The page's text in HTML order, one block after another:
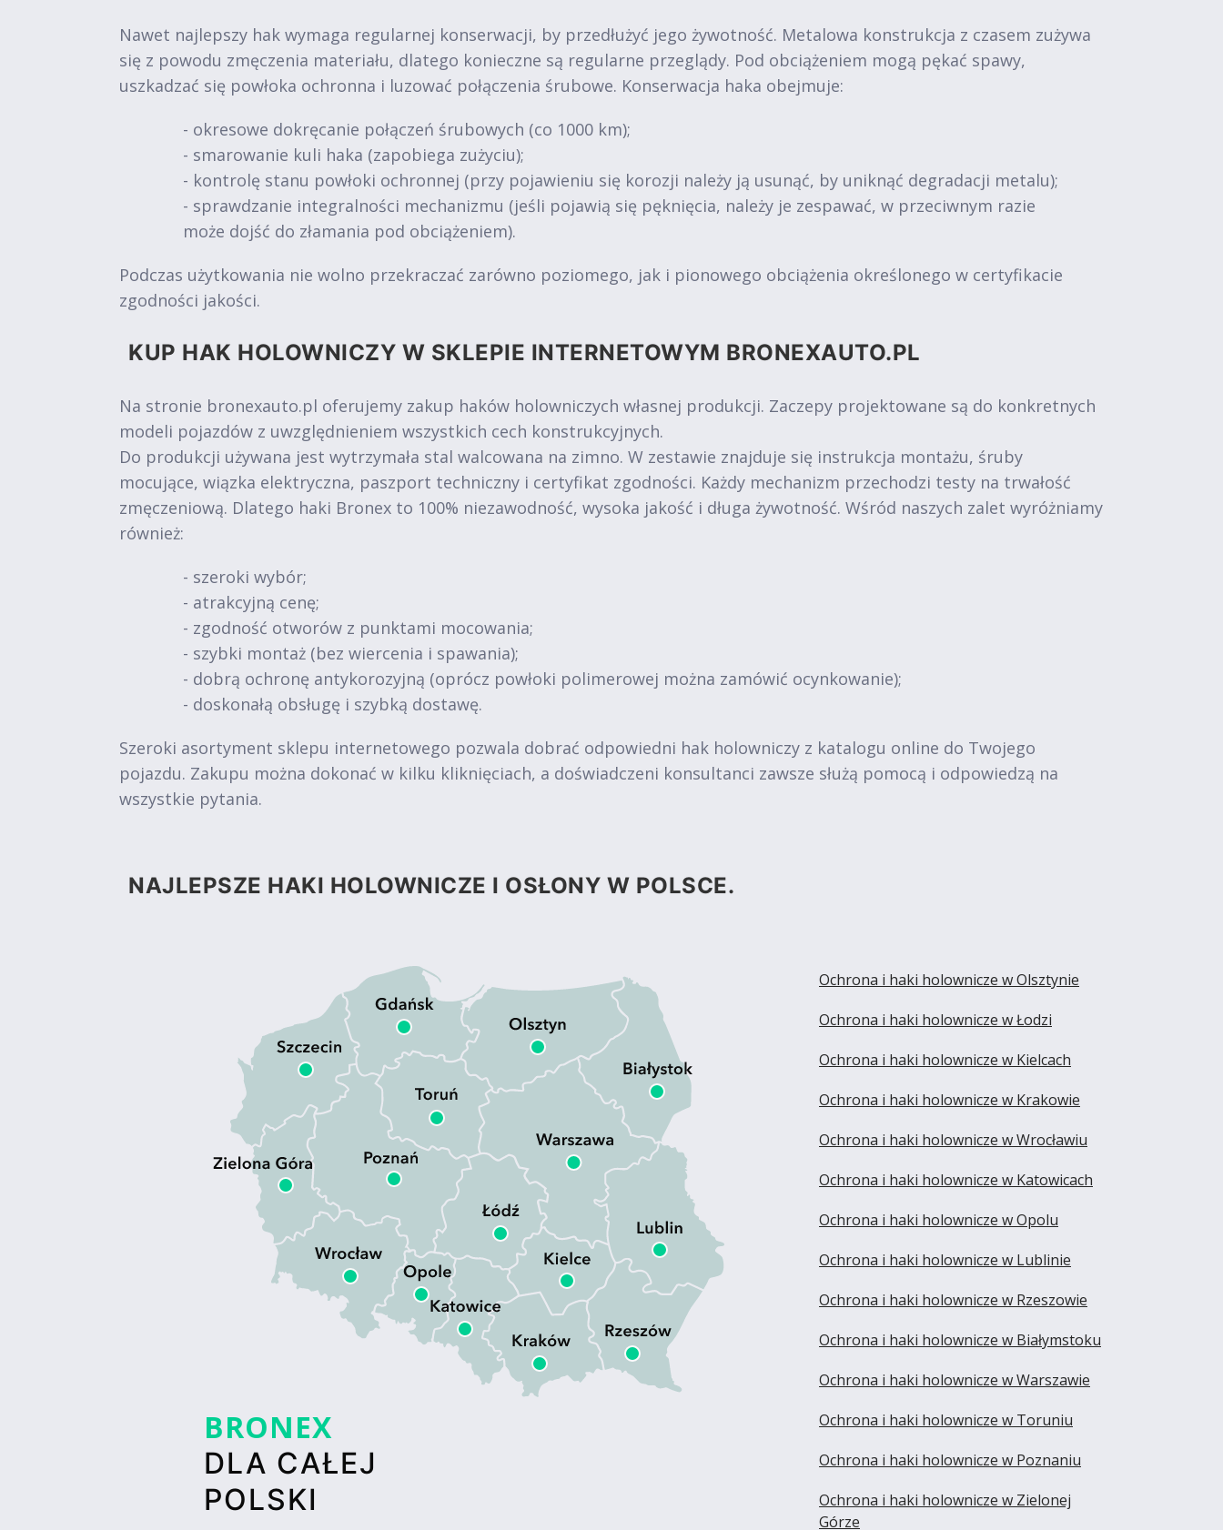
Nawet najlepszy hak wymaga regularnej konserwacji, by przedłużyć jego żywotność. Metalowa konstrukcja z czasem zużywa
się z powodu zmęczenia materiału, dlatego konieczne są regularne przeglądy. Pod obciążeniem mogą pękać spawy,
uszkadzać się powłoka ochronna i luzować połączenia śrubowe. Konserwacja haka obejmuje:
- okresowe dokręcanie połączeń śrubowych (co 1000 km);
- smarowanie kuli haka (zapobiega zużyciu);
- kontrolę stanu powłoki ochronnej (przy pojawieniu się korozji należy ją usunąć, by uniknąć degradacji metalu);
- sprawdzanie integralności mechanizmu (jeśli pojawią się pęknięcia, należy je zespawać, w przeciwnym razie
może dojść do złamania pod obciążeniem).
Podczas użytkowania nie wolno przekraczać zarówno poziomego, jak i pionowego obciążenia określonego w certyfikacie
zgodności jakości.
KUP HAK HOLOWNICZY W SKLEPIE INTERNETOWYM BRONEXAUTO.PL
Na stronie bronexauto.pl oferujemy zakup haków holowniczych własnej produkcji. Zaczepy projektowane są do konkretnych
modeli pojazdów z uwzględnieniem wszystkich cech konstrukcyjnych.
Do produkcji używana jest wytrzymała stal walcowana na zimno. W zestawie znajduje się instrukcja montażu, śruby
mocujące, wiązka elektryczna, paszport techniczny i certyfikat zgodności. Każdy mechanizm przechodzi testy na trwałość
zmęczeniową. Dlatego haki Bronex to 100% niezawodność, wysoka jakość i długa żywotność. Wśród naszych zalet wyróżniamy
również:
- szeroki wybór;
- atrakcyjną cenę;
- zgodność otworów z punktami mocowania;
- szybki montaż (bez wiercenia i spawania);
- dobrą ochronę antykorozyjną (oprócz powłoki polimerowej można zamówić ocynkowanie);
- doskonałą obsługę i szybką dostawę.
Szeroki asortyment sklepu internetowego pozwala dobrać odpowiedni hak holowniczy z katalogu online do Twojego
pojazdu. Zakupu można dokonać w kilku kliknięciach, a doświadczeni konsultanci zawsze służą pomocą i odpowiedzą na
wszystkie pytania.
NAJLEPSZE HAKI HOLOWNICZE I OSŁONY W POLSCE.
BRONEX
DLA CAŁEJ
POLSKI
Ochrona i haki holownicze w Olsztynie
Ochrona i haki holownicze w Łodzi
Ochrona i haki holownicze w Kielcach
Ochrona i haki holownicze w Krakowie
Ochrona i haki holownicze w Wrocławiu
Ochrona i haki holownicze w Katowicach
Ochrona i haki holownicze w Opolu
Ochrona i haki holownicze w Lublinie
Ochrona i haki holownicze w Rzeszowie
Ochrona i haki holownicze w Białymstoku
Ochrona i haki holownicze w Warszawie
Ochrona i haki holownicze w Toruniu
Ochrona i haki holownicze w Poznaniu
Ochrona i haki holownicze w Zielonej
Górze